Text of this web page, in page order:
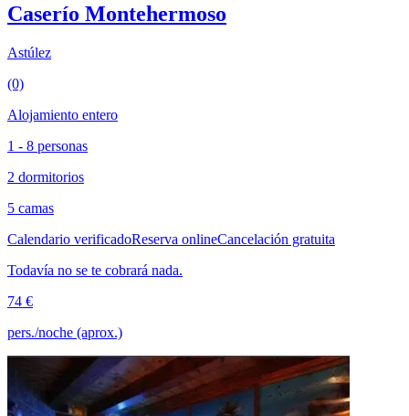
Caserío Montehermoso
Astúlez
(0)
Alojamiento entero
1 - 8 personas
2 dormitorios
5 camas
Calendario verificadoReserva onlineCancelación gratuita
Todavía no se te cobrará nada.
74 €
pers./noche (aprox.)